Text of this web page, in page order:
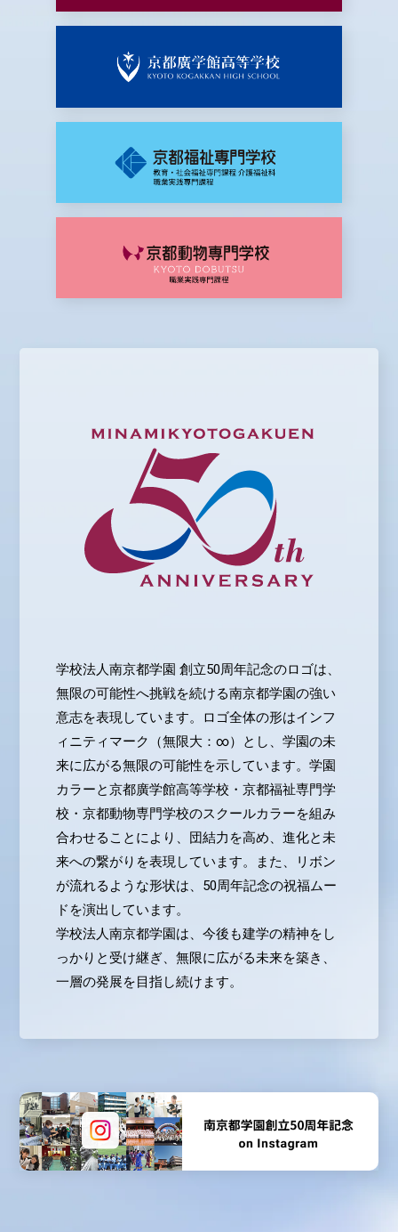
学校法人南京都学園 創立50周年記念のロゴは、
無限の可能性へ挑戦を続ける南京都学園の強い
意志を表現しています。ロゴ全体の形はインフ
ィニティマーク（無限大：∞）とし、学園の未
来に広がる無限の可能性を示しています。学園
カラーと京都廣学館高等学校・京都福祉専門学
校・京都動物専門学校のスクールカラーを組み
合わせることにより、団結力を高め、進化と未
来への繋がりを表現しています。また、リボン
が流れるような形状は、50周年記念の祝福ムー
ドを演出しています。
学校法人南京都学園は、今後も建学の精神をし
っかりと受け継ぎ、無限に広がる未来を築き、
一層の発展を目指し続けます。